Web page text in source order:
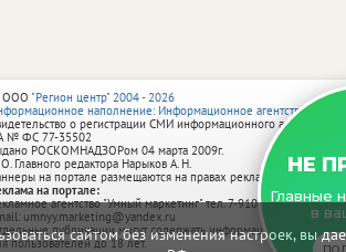
сайтом без изменения настроек, вы
НЕ
Главные
в
"Регион центр" 2004 - 2026
наполнение: Информационное агентство
о регистрации СМИ информационного агентства
№ ФС 77‑35502
РОСКОМНАДЗОРом 04 марта 2009г.
Главного редактора Нарыков А. Н.
на портале размещаются на правах рекламы.
на портале:
агентство "Умный маркетинг" тел. 7-910-267-70-40,
umnyy.marketing@yandex.ru
публикации могут содержать информацию, не
пользователей до 18 лет.